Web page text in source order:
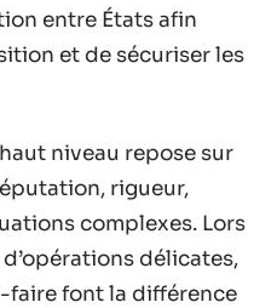
entre États afin
et de sécuriser les
niveau repose sur
rigueur,
complexes. Lors
délicates,
faire font la différence